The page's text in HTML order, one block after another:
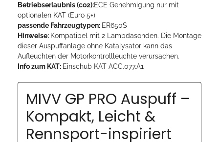
Betriebserlaubnis (co2):ECE Genehmigung nur mit
optionalen KAT (Euro 5+)
passende Fahrzeugtypen: ER650S
Hinweise: Kompatibel mit 2 Lambdasonden. Die Montage
dieser Auspuffanlage ohne Katalysator kann das
Aufleuchten der Motorkontrollleuchte verursachen.
Info zum KAT: Einschub KAT ACC.077.A1
MIVV GP PRO Auspuff –
Kompakt, Leicht &
Rennsport-inspiriert